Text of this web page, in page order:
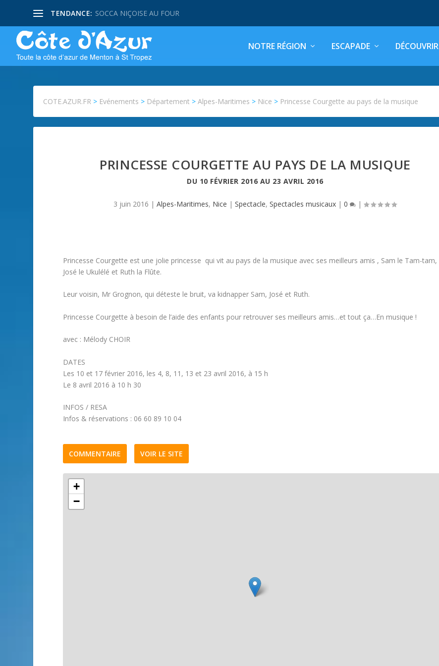
TENDANCE: SOCCA NIÇOISE AU FOUR
NOTRE RÉGION ESCAPADE DÉCOUVRIR
COTE.AZUR.FR > Evénements > Département >Alpes-Maritimes > Nice > Princesse Courgette au pays de la musique
PRINCESSE COURGETTE AU PAYS DE LA MUSIQUE
DU 10 FÉVRIER 2016 AU 23 AVRIL 2016
3 juin 2016 |Alpes-Maritimes, Nice |Spectacle,Spectacles musicaux |0 |
Princesse Courgette est une jolie princesse qui vit au pays de la musique avec ses meilleurs amis , Sam le Tam-tam,
José le Ukulélé et Ruth la Flûte.
Leur voisin, Mr Grognon, qui déteste le bruit, va kidnapper Sam, José et Ruth.
Princesse Courgette à besoin de l’aide des enfants pour retrouver ses meilleurs amis…et tout ça…En musique !
avec : Mélody CHOIR
DATES
Les 10 et 17 février 2016, les 4, 8, 11, 13 et 23 avril 2016, à 15 h
Le 8 avril 2016 à 10 h 30
INFOS / RESA
Infos & réservations : 06 60 89 10 04
COMMENTAIRE VOIR LE SITE
+
−